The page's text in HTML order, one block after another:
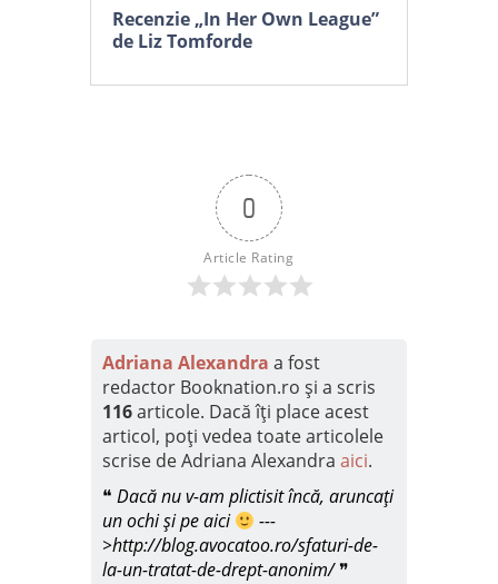
Recenzie „In Her Own League”
de Liz Tomforde
0
Article Rating
Adriana Alexandra a fost
redactor Booknation.ro și a scris
116articole. Dacă îți place acest
articol, poți vedea toate articolele
scrise de Adriana Alexandra aici.
❝ Dacă nu v-am plictisit încă, aruncați
un ochi și pe aici
---
>http://blog.avocatoo.ro/sfaturi-de-
la-un-tratat-de-drept-anonim/❞